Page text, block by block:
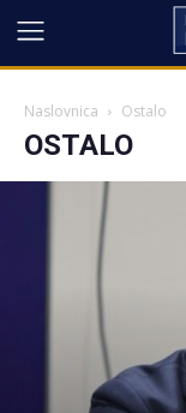
Naslovnica Ostalo
OSTALO